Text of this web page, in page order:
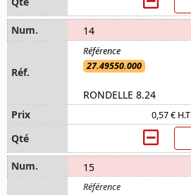
14
27.49550.000
RONDELLE 8.24
0,57 € H.T
15